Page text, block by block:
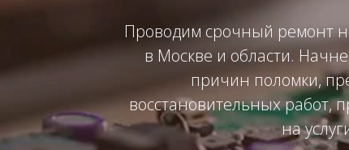
Проводим срочный ремонт
в Москве и области.
причин поломки,
восстановительных работ,
на